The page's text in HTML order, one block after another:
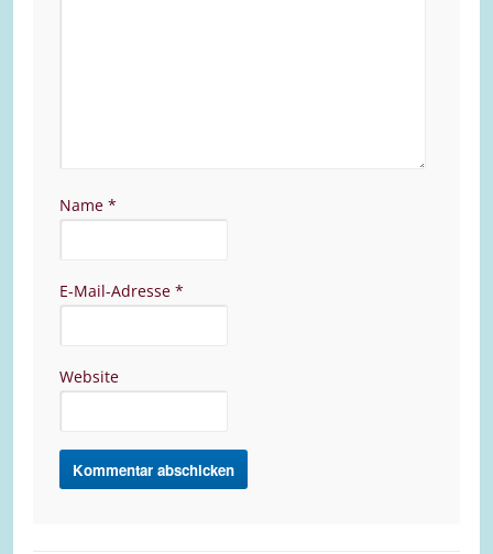
Name *
E-Mail-Adresse *
Website